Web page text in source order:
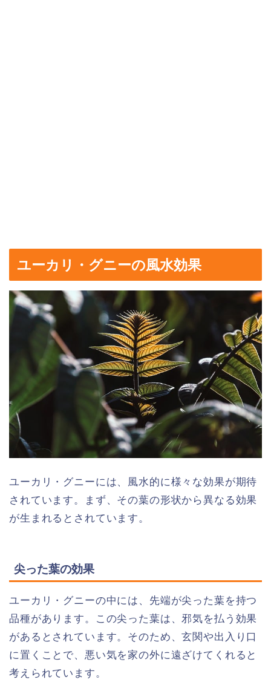
ユーカリ・グニーの風水効果
ユーカリ・グニーには、風水的に様々な効果が期待
されています。まず、その葉の形状から異なる効果
が生まれるとされています。
尖った葉の効果
ユーカリ・グニーの中には、先端が尖った葉を持つ
品種があります。この尖った葉は、邪気を払う効果
があるとされています。そのため、玄関や出入り口
に置くことで、悪い気を家の外に遠ざけてくれると
考えられています。